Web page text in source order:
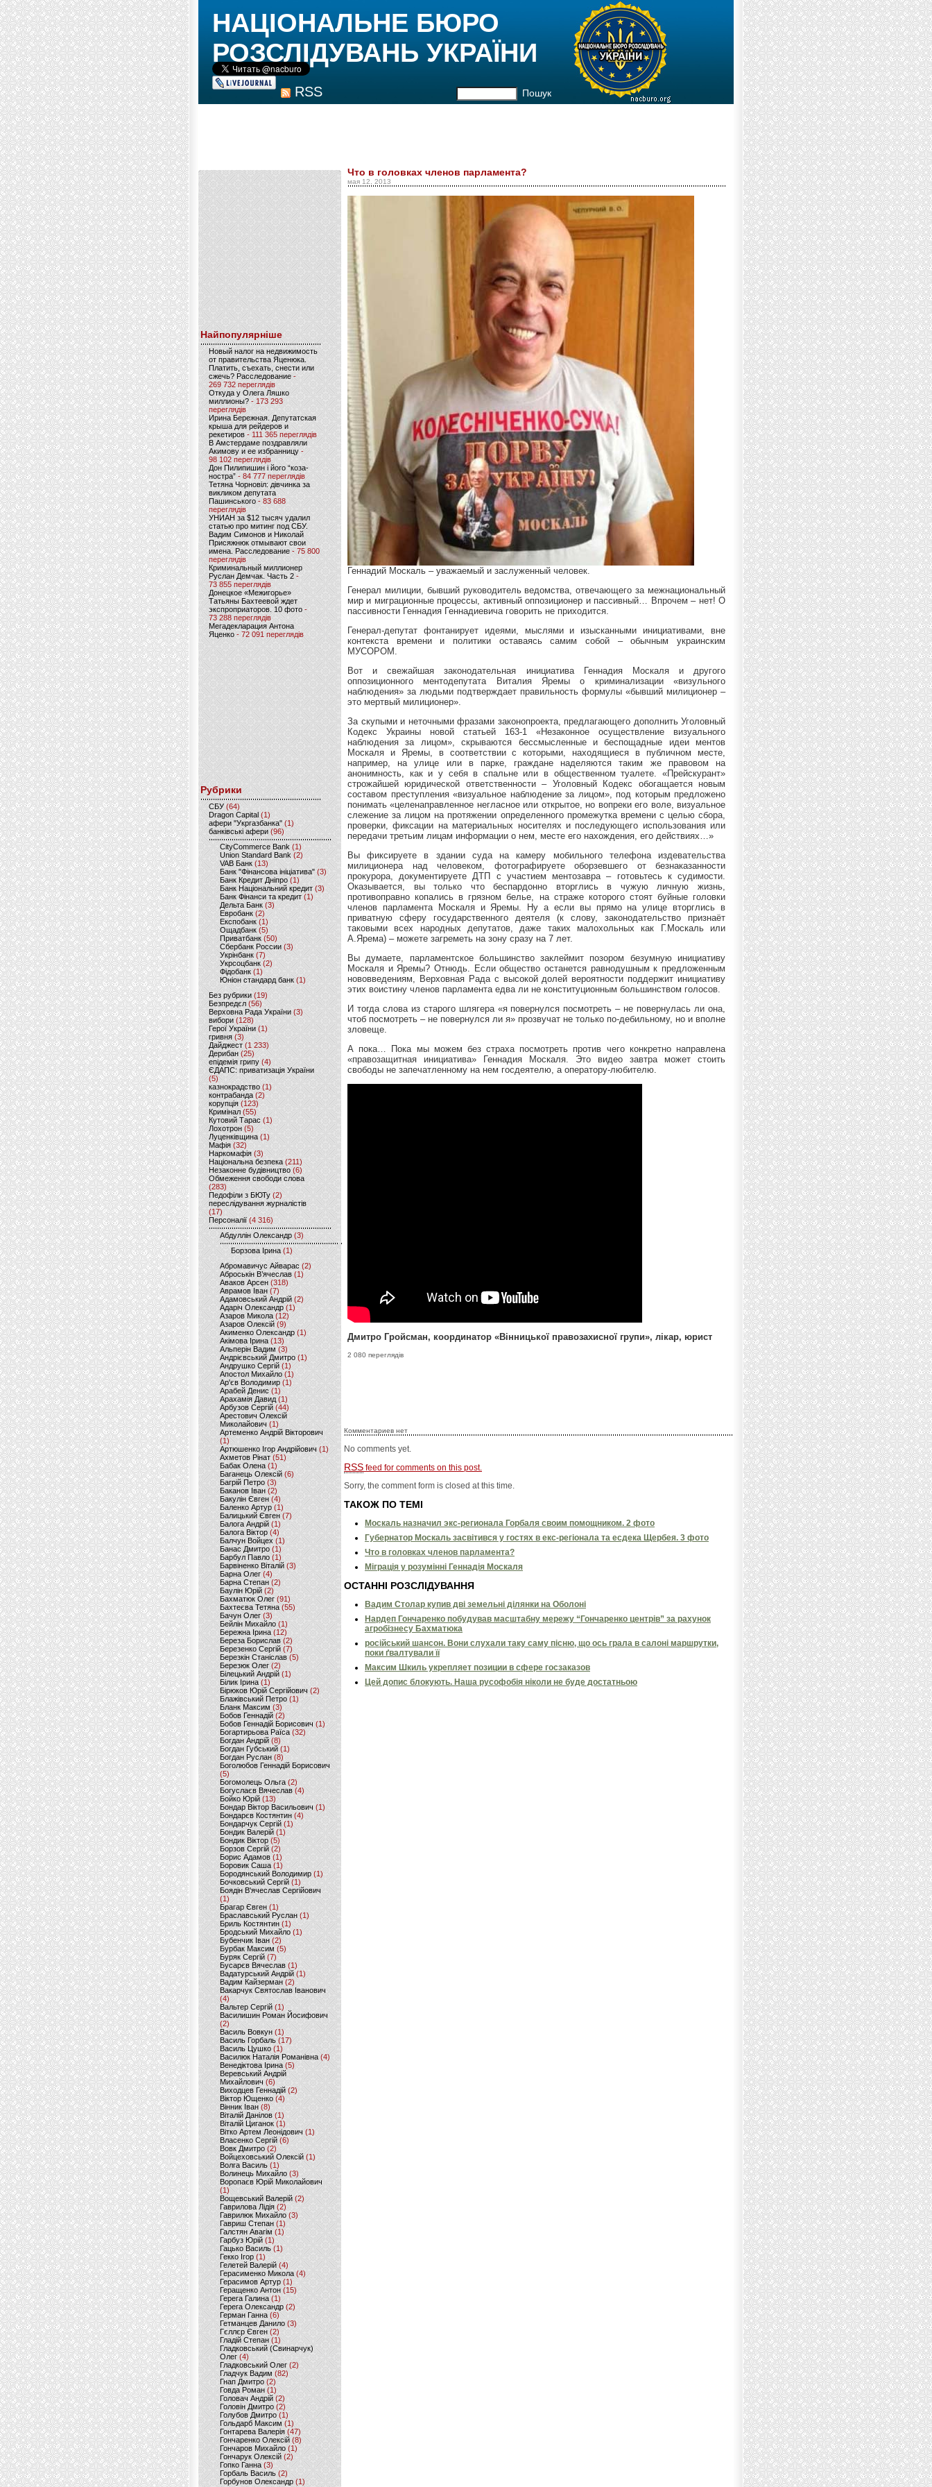
RSS Пошук
НАЦІОНАЛЬНЕ БЮРО
РОЗСЛІДУВАНЬ УКРАЇНИ
Найпопулярніше
Новый налог на недвижимость
от правительства Яценюка.
Платить, съехать, снести или
сжечь? Расследование-
269 732 переглядів
Откуда у Олега Ляшко
миллионы? - 173 293
переглядів
Ирина Бережная. Депутатская
крыша для рейдеров и
рекетиров - 111 365 переглядів
В Амстердаме поздравляли
Акимову и ее избранницу -
98 102 переглядів
Дон Пилипишин і його “коза-
ностра” - 84 777 переглядів
Тетяна Чорновіл: дівчинка за
викликом депутата
Пашинського- 83 688
переглядів
УНИАН за $12 тысяч удалил
статью про митинг под СБУ.
Вадим Симонов и Николай
Присяжнюк отмывают свои
имена. Расследование - 75 800
переглядів
Криминальный миллионер
Руслан Демчак. Часть 2-
73 855 переглядів
Донецкое «Межигорье»
Татьяны Бахтеевой ждет
экспроприаторов. 10 фото -
73 288 переглядів
Мегадекларация Антона
Яценко - 72 091 переглядів
Рубрики
CБУ (64)
Dragon Capital (1)
афери "Укргазбанка" (1)
банківські афери (96)
CityCommerce Bank (1)
Union Standard Bank (2)
VAB Банк (13)
Банк "Фінансова ініціатива" (3)
Банк Кредит Дніпро (1)
Банк Національний кредит (3)
Банк Фінанси та кредит (1)
Дельта Банк (3)
Евробанк(2)
Експобанк (1)
Ощадбанк(5)
Приватбанк (50)
Сбербанк России (3)
Укрінбанк(7)
Укрсоцбанк (2)
Фідобанк (1)
Юніон стандард банк(1)
Без рубрики (19)
Безпредєл(56)
Верховна Рада України (3)
вибори(128)
Герої України(1)
гривня (3)
Дайджест (1 233)
Дерибан (25)
епідемія грипу (4)
ЄДАПС: приватизація України
(5)
казнокрадство (1)
контрабанда (2)
корупція (123)
Кримінал (55)
Кутовий Тарас (1)
Лохотрон(5)
Луценківщина (1)
Мафія (32)
Наркомафія (3)
Національна безпека (211)
Незаконне будівництво(6)
Обмеження свободи слова
(283)
Педофіли з БЮТу (2)
переслідування журналістів
(17)
Персоналії (4 316)
Абдуллін Олександр (3)
Борзова Ірина(1)
Абромавичус Айварас (2)
Аброськін В’ячеслав(1)
Аваков Арсен (318)
Аврамов Іван (7)
Адамовський Андрій(2)
Адаріч Олександр (1)
Азаров Микола (12)
Азаров Олексій (9)
Акименко Олександр(1)
Акімова Ірина(13)
Альперін Вадим (3)
Андрієвський Дмитро(1)
Андрушко Сергій(1)
Апостол Михайло(1)
Ар'єв Володимир (1)
Арабей Денис(1)
Арахамія Давид (1)
Арбузов Сергій (44)
Арестович Олексій
Миколайович(1)
Артеменко Андрій Вікторович
(1)
Артюшенко Ігор Андрійович(1)
Ахметов Рінат(51)
Бабак Олена(1)
Баганець Олексій(6)
Багрій Петро (3)
Баканов Іван(2)
Бакулін Євген (4)
Баленко Артур(1)
Балицький Євген(7)
Балога Андрій (1)
Балога Віктор (4)
Балчун Войцех (1)
Банас Дмитро (1)
Барбул Павло(1)
Барвіненко Віталій(3)
Барна Олег (4)
Барна Степан (2)
Баулін Юрій (2)
Бахматюк Олег (91)
Бахтеєва Тетяна(55)
Бачун Олег (3)
Бейлін Михайло (1)
Бережна Ірина(12)
Береза Борислав(2)
Березенко Сергій (7)
Березкін Станіслав (5)
Березюк Олег(2)
Білецький Андрій (1)
Білик Ірина (1)
Бірюков Юрій Сергійович (2)
Блажівський Петро (1)
Бланк Максим(3)
Бобов Геннадій (2)
Бобов Геннадій Борисович (1)
Богартирьова Раїса (32)
Богдан Андрій(8)
Богдан Губський (1)
Богдан Руслан(8)
Боголюбов Геннадій Борисович
(5)
Богомолець Ольга (2)
Богуслаєв Вячеслав (4)
Бойко Юрій (13)
Бондар Віктор Васильович (1)
Бондарєв Костянтин (4)
Бондарчук Сергій(1)
Бондик Валерій (1)
Бондик Віктор(5)
Борзов Сергiй (2)
Борис Адамов(1)
Боровик Саша (1)
Бородянський Володимир (1)
Бочковський Сергій (1)
Боядін В'ячеслав Сергійович
(1)
Брагар Євген (1)
Браславський Руслан (1)
Бриль Костянтин (1)
Бродський Михайло (1)
Бубенчик Іван(2)
Бурбак Максим (5)
Буряк Сергій (7)
Бусарєв Вячеслав (1)
Вадатурський Андрій (1)
Вадим Кайзерман (2)
Вакарчук Святослав Іванович
(4)
Вальтер Сергій (1)
Василишин Роман Йосифович
(2)
Василь Вовкун (1)
Василь Горбаль (17)
Василь Цушко (1)
Василюк Наталія Романівна (4)
Венедіктова Ірина(5)
Веревський Андрій
Михайлович (6)
Виходцев Геннадій (2)
Віктор Ющенко (4)
Вінник Іван (8)
Віталій Данілов (1)
Віталій Циганок (1)
Вітко Артем Леонідович(1)
Власенко Сергій (6)
Вовк Дмитро(2)
Войцеховський Олексій(1)
Волга Василь (1)
Волинець Михайло (3)
Воропаєв Юрій Миколайович
(1)
Вощевський Валерій(2)
Гаврилова Лідія (2)
Гаврилюк Михайло (3)
Гавриш Степан (1)
Галстян Авагім (1)
Гарбуз Юрій (1)
Гацько Василь (1)
Гекко Ігор(1)
Гелетей Валерій (4)
Герасименко Микола (4)
Герасимов Артур (1)
Геращенко Антон(15)
Герега Галина (1)
Герега Олександр (2)
Герман Ганна (6)
Гетманцев Данило (3)
Гєллєр Євген (2)
Гладій Степан(1)
Гладковський (Свинарчук)
Олег (4)
Гладковський Олег (2)
Гладчук Вадим (82)
Гнап Дмитро (2)
Говда Роман(1)
Головач Андрій (2)
Головін Дмитро (2)
Голубов Дмитро (1)
Гольдарб Максим(1)
Гонтарева Валерія (47)
Гончаренко Олексій(8)
Гончаров Михайло (1)
Гончарук Олексій (2)
Гопко Ганна (3)
Горбаль Василь (2)
Горбунов Олександр (1)
Что в головках членов парламента?
мая 12, 2013
Геннадий Москаль – уважаемый и заслуженный человек.
Генерал милиции, бывший руководитель ведомства, отвечающего за межнациональный
мир и миграционные процессы, активный оппозиционер и пассивный… Впрочем – нет! О
пассивности Геннадия Геннадиевича говорить не приходится.
Генерал-депутат фонтанирует идеями, мыслями и изысканными инициативами, вне
контекста времени и политики оставаясь самим собой – обычным украинским
МУСОРОМ.
Вот и свежайшая законодательная инициатива Геннадия Москаля и другого
оппозиционного ментодепутата Виталия Яремы о криминализации «визульного
наблюдения» за людьми подтверждает правильность формулы «бывший милиционер –
это мертвый милиционер».
За скупыми и неточными фразами законопроекта, предлагающего дополнить Уголовный
Кодекс Украины новой статьей 163-1 «Незаконное осуществление визуального
наблюдения за лицом», скрываются бессмысленные и беспощадные идеи ментов
Москаля и Яремы, в соответствии с которыми, находящиеся в публичном месте,
например, на улице или в парке, граждане наделяются таким же правовом на
анонимность, как и у себя в спальне или в общественном туалете. «Прейскурант»
строжайшей юридической ответственности – Уголовный Кодекс обогащается новым
составом преступления «визуальное наблюдение за лицом», под которым предложено
понимать «целенаправленное негласное или открытое, но вопреки его воле, визуальное
слежение за лицом на протяжении определенного промежутка времени с целью сбора,
проверки, фиксации на материальных носителях и последующего использования или
передачи третьим лицам информации о нем, месте его нахождения, его действиях…»
Вы фиксируете в здании суда на камеру мобильного телефона издевательства
милиционера над человеком, фотографируете оборзевшего от безнаказанности
прокурора, документируете ДТП с участием ментозавра – готовьтесь к судимости.
Оказывается, вы только что беспардонно вторглись в чужую личную жизнь,
противоправно копались в грязном белье, на страже которого стоят буйные головки
членов парламента Москаля и Яремы. Ну а если вы прямо на улице вторглись в
приватную сферу государственного деятеля (к слову, законодательство признаёт
таковыми всех народных депутатов, даже таких малохольных как Г.Москаль или
А.Ярема) – можете загреметь на зону сразу на 7 лет.
Вы думаете, парламентское большинство заклеймит позором безумную инициативу
Москаля и Яремы? Отнюдь. Если общество останется равнодушным к предложенным
нововведениям, Верховная Рада с высокой долей вероятности поддержит инициативу
этих воистину членов парламента едва ли не конституционным большинством голосов.
И тогда слова из старого шлягера «я повернулся посмотреть – не повернулась ли она,
чтоб посмотреть – не повернулся ли я» прозвучат не только по-дебильному, но и вполне
зловеще.
А пока… Пока мы можем без страха посмотреть против чего конкретно направлена
«правозащитная инициатива» Геннадия Москаля. Это видео завтра может стоить
свободы не запечатленному на нем госдеятелю, а оператору-любителю.
Дмитро Гройсман, координатор «Вінницької правозахисної групи», лікар, юрист
2 080 переглядів
Комментариев нет
No comments yet.
RSS feed for comments on this post.
Sorry, the comment form is closed at this time.
ТАКОЖ ПО ТЕМІ
Москаль назначил экс-регионала Горбаля своим помощником. 2 фото
Губернатор Москаль засвітився у гостях в екс-регіонала та есдека Щербея. 3 фото
Что в головках членов парламента?
Міграція у розумінні Геннадія Москаля
ОСТАННІ РОЗСЛІДУВАННЯ
Вадим Столар купив дві земельні ділянки на Оболоні
Нардеп Гончаренко побудував масштабну мережу “Гончаренко центрів” за рахунок
агробізнесу Бахматюка
російський шансон. Вони слухали таку саму пісню, що ось грала в салоні маршрутки,
поки ґвалтували її
Максим Шкиль укрепляет позиции в сфере госзаказов
Цей допис блокують. Наша русофобія ніколи не буде достатньою